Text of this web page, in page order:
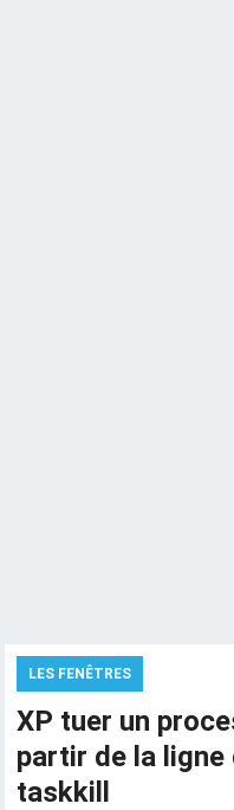
LES FENÊTRES
XP tuer un
partir de la ligne
taskkill